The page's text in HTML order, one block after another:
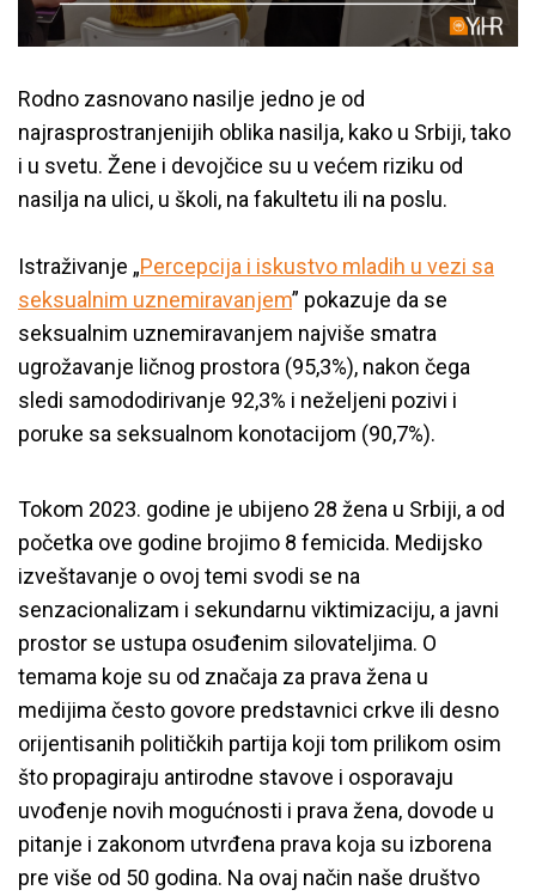
Rodno zasnovano nasilje jedno je od
najrasprostranjenijih oblika nasilja, kako u Srbiji, tako
i u svetu. Žene i devojčice su u većem riziku od
nasilja na ulici, u školi, na fakultetu ili na poslu.
Istraživanje „Percepcija i iskustvo mladih u vezi sa
seksualnim uznemiravanjem” pokazuje da se
seksualnim uznemiravanjem najviše smatra
ugrožavanje ličnog prostora (95,3%), nakon čega
sledi samododirivanje 92,3% i neželjeni pozivi i
poruke sa seksualnom konotacijom (90,7%).
Tokom 2023. godine je ubijeno 28 žena u Srbiji, a od
početka ove godine brojimo 8 femicida. Medijsko
izveštavanje o ovoj temi svodi se na
senzacionalizam i sekundarnu viktimizaciju, a javni
prostor se ustupa osuđenim silovateljima. O
temama koje su od značaja za prava žena u
medijima često govore predstavnici crkve ili desno
orijentisanih političkih partija koji tom prilikom osim
što propagiraju antirodne stavove i osporavaju
uvođenje novih mogućnosti i prava žena, dovode u
pitanje i zakonom utvrđena prava koja su izborena
pre više od 50 godina. Na ovaj način naše društvo